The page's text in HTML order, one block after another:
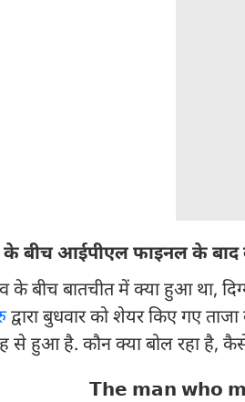
बीच आईपीएल फाइनल के बाद
के बीच बातचीत में क्या हुआ था,
द्वारा बुधवार को शेयर किए गए
से हुआ है. कौन क्या बोल रहा है,
𝗧𝗵𝗲 𝗺𝗮𝗻 𝘄𝗵𝗼